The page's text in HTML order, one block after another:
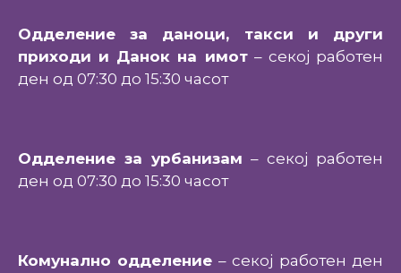
Одделение за даноци, такси и други
приходи и Данок на имот– секој работен
ден од 07:30 до 15:30 часот
Одделение за урбанизам – секој работен
ден од 07:30 до 15:30 часот
Комунално одделение – секој работен ден